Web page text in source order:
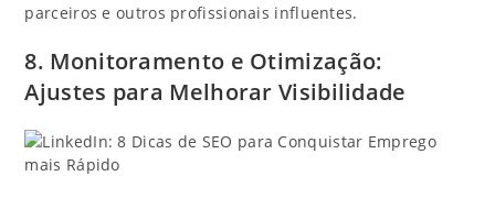
parceiros e outros profissionais influentes.
8. Monitoramento e Otimização:
Ajustes para Melhorar Visibilidade